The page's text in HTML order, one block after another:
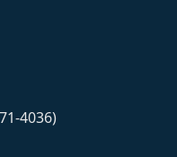
4036)